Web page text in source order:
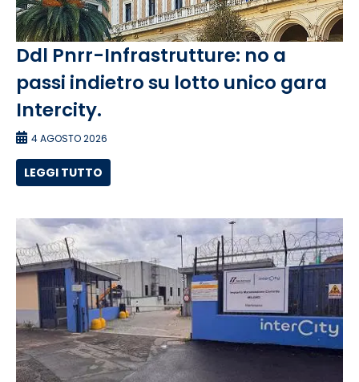
Ddl Pnrr-Infrastrutture: no a
passi indietro su lotto unico gara
Intercity.
4 AGOSTO 2026
LEGGI TUTTO